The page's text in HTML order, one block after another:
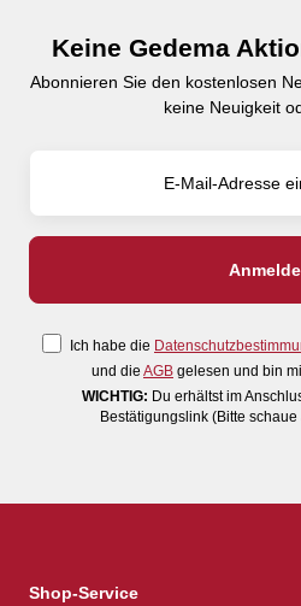
Keine Gedema
Abonnieren Sie den kostenlosen
keine Neuigkeit
Ich habe die
und die AGB gelesen und bin
WICHTIG: Du erhältst im
Bestätigungslink (Bitte schaue
Shop-Service